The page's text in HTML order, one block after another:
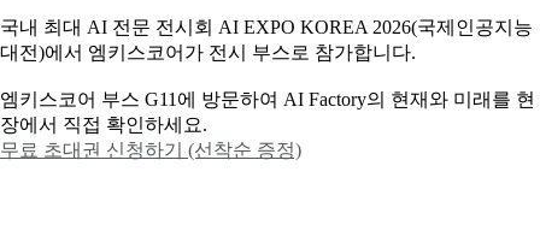
국내 최대 AI 전문 전시회 AI EXPO KOREA 2026(국제인공지능
대전)에서 엠키스코어가 전시 부스로 참가합니다.
엠키스코어 부스 G11에 방문하여 AI Factory의 현재와 미래를 현
장에서 직접 확인하세요.
무료 초대권 신청하기 (선착순 증정)